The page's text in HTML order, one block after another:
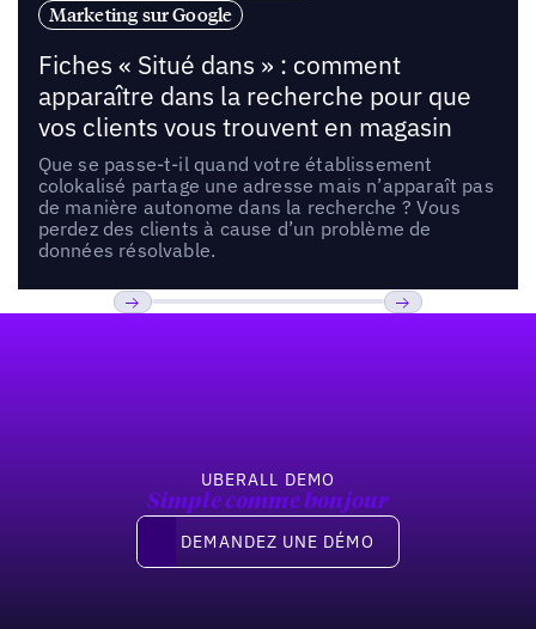
Marketing sur Google
Fiches « Situé dans » : comment
apparaître dans la recherche pour que
vos clients vous trouvent en magasin
Que se passe-t-il quand votre établissement
colokalisé partage une adresse mais n’apparaît pas
de manière autonome dans la recherche ? Vous
perdez des clients à cause d’un problème de
données résolvable.
UBERALL DEMO
Simple comme bonjour
Demandez une démo
DEMANDEZ UNE DÉMO